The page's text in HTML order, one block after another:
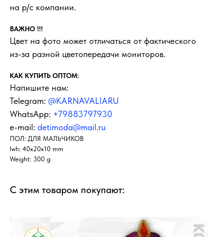
на р/с компании.
ВАЖНО !!!
Цвет на фото может отличаться от фактического
из-за разной цветопередачи мониторов.
КАК КУПИТЬ ОПТОМ:
Напишите нам:
Telegram: @KARNAVALIARU
WhatsApp: +79883797930
e-mail: detimoda@mail.ru
ПОЛ: ДЛЯ МАЛЬЧИКОВ
lwh: 40x20x10 mm
Weight: 300 g
С этим товаром покупают: